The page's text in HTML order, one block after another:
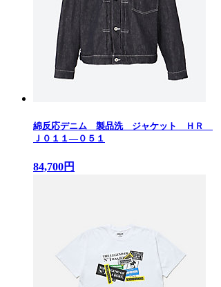
綿反応デニム 製品洗 ジャケット ＨＲ
Ｊ０１１—０５１
84,700円